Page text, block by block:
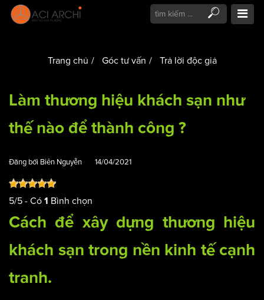
Trang chủ Góc tư vấn Trả lời độc giả
Làm thương hiệu khách sạn như
thế nào để thành công ?
Đăng bởi Biên Nguyễn 14/04/2021
5/5 - Có 1 Bình chọn
Cách để xây dựng thương hiệu
khách sạn trong nền kinh tế cạnh
tranh.